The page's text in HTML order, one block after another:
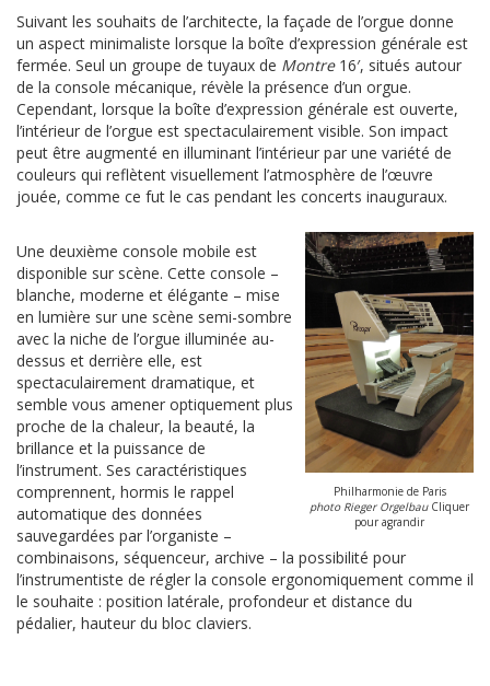
Suivant les souhaits de l’architecte, la façade de l’orgue donne
un aspect minimaliste lorsque la boîte d’expression générale est
fermée. Seul un groupe de tuyaux de Montre16′, situés autour
de la console mécanique, révèle la présence d’un orgue.
Cependant, lorsque la boîte d’expression générale est ouverte,
l’intérieur de l’orgue est spectaculairement visible. Son impact
peut être augmenté en illuminant l’intérieur par une variété de
couleurs qui reflètent visuellement l’atmosphère de l’œuvre
jouée, comme ce fut le cas pendant les concerts inauguraux.
Philharmonie de Paris
photo Rieger OrgelbauCliquer
pour agrandir
Une deuxième console mobile est
disponible sur scène. Cette console –
blanche, moderne et élégante – mise
en lumière sur une scène semi-sombre
avec la niche de l’orgue illuminée au-
dessus et derrière elle, est
spectaculairement dramatique, et
semble vous amener optiquement plus
proche de la chaleur, la beauté, la
brillance et la puissance de
l’instrument. Ses caractéristiques
comprennent, hormis le rappel
automatique des données
sauvegardées par l’organiste –
combinaisons, séquenceur, archive – la possibilité pour
l’instrumentiste de régler la console ergonomiquement comme il
le souhaite : position latérale, profondeur et distance du
pédalier, hauteur du bloc claviers.